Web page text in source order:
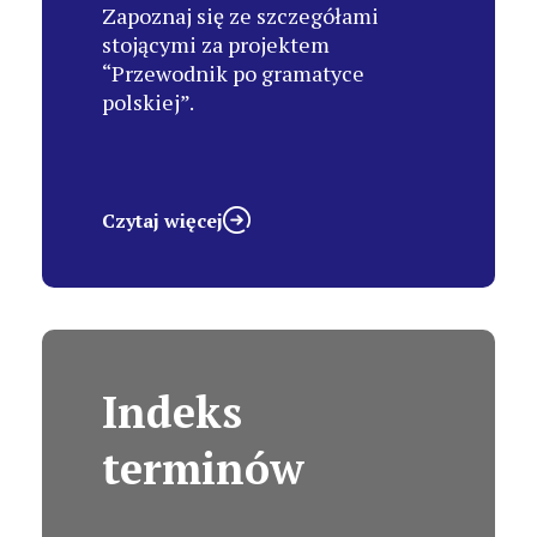
Zapoznaj się ze szczegółami
stojącymi za projektem
“Przewodnik po gramatyce
polskiej”.
Czytaj więcej
Indeks
terminów